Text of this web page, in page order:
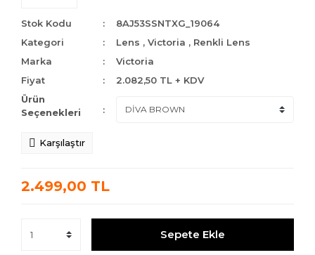
Stok Kodu
8AJ53SSNTXG_19064
Kategori
Lens ,Victoria , Renkli Lens
Marka
Victoria
Fiyat
2.082,50 TL + KDV
Ürün
Seçenekleri
Karşılaştır
2.499,00 TL
Sepete Ekle